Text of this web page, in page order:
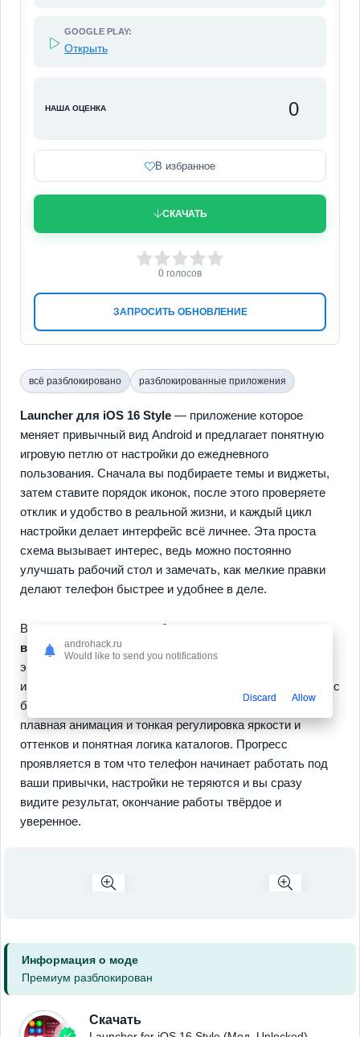
GOOGLE PLAY:
Открыть
НАША ОЦЕНКА 0
В избранное
СКАЧАТЬ
ЗАПРОСИТЬ ОБНОВЛЕНИЕ
3 4 5
0 голосов
всё разблокировано разблокированные приложения
Launcher для iOS 16 Style — приложение которое
меняет привычный вид Android и предлагает понятную
игровую петлю от настройки до ежедневного
пользования. Сначала вы подбираете темы и виджеты,
затем ставите порядок иконок, после этого проверяете
отклик и удобство в реальной жизни, и каждый цикл
настройки делает интерфейс всё личнее. Эта проста
схема вызывает интерес, ведь можно постоянно
улучшать рабочий стол и замечать, как мелкие правки
делают телефон быстрее и удобнее в деле.
Во втором слое опыта собраны
виджетыигибкие горячие клавиши
экономят время и упрощают доступ к нужным
инструментам. Есть продуманный файловый менеджер с
базовыми операциями и резервным копированием,
плавная анимация и тонкая регулировка яркости и
оттенков и понятная логика каталогов. Прогресс
проявляется в том что телефон начинает работать под
ваши привычки, настройки не теряются и вы сразу
видите результат, окончание работы твёрдое и
уверенное.
Информация о моде
Премиум разблокирован
Скачать
androhack.ru
Would like to send you notifications
Discard Allow